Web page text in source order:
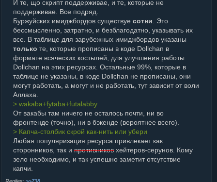
И те, що скрипт поддерживае, и те, которые не
поддерживае. Все подряд.
Буржуйских имиджбордов существуе сотни . Это
бессмысленно, затратно, и безблагодатно, указывать их
все. В таблице для зарубежных имиджбордов указаны
только те, которые прописаны в коде Dollchan в
формате всяческих костылей, для улучшения работы
Dollchan на этих ресурсах. Остальные 99%, которые в
таблице не указаны, в коде Dollchan не прописаны, они
могут работать, а могут и не работать, тут зависит от воли
Аллаха.
> wakaba+fytaba+futalabby
От вакабы там ничего не осталось почти, ни во
фронтенде (точно), ни в бэкенде (вероятнее всего).
> Капча-столбик скрой как-нить или убери
Любая популяризация ресурса привлекает как
сторонников, так и противников хейтеров-серунов. Кому
зело необходимо, и так успешно заметит отсутствие
капчи.